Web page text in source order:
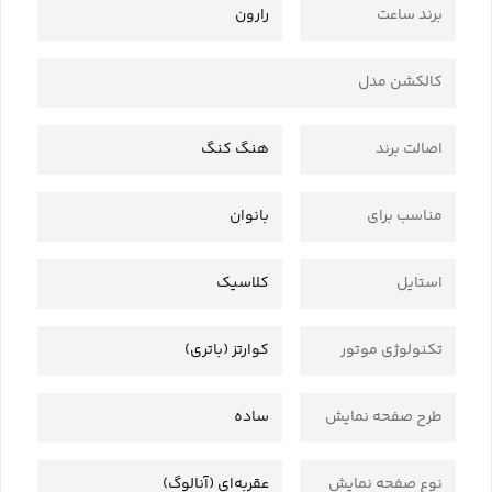
برند ساعت رارون
کالکشن مدل
اصالت برند هنگ کنگ
مناسب برای بانوان
استایل کلاسیک
تکنولوژی موتور کوارتز (باتری)
طرح صفحه نمایش ساده
نوع صفحه نمایش عقربه‌ای (آنالوگ)